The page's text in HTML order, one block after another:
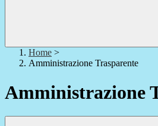
Home >
Amministrazione Trasparente
Amministrazione